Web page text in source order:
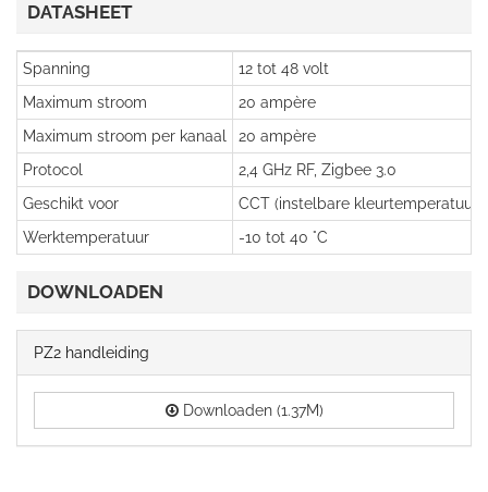
DATASHEET
Spanning
12 tot 48 volt
Maximum stroom
20 ampère
Maximum stroom per kanaal
20 ampère
Protocol
2,4 GHz RF, Zigbee 3.0
Geschikt voor
CCT (instelbare
Werktemperatuur
-10 tot 40 °C
DOWNLOADEN
PZ2 handleiding
Downloaden (1.37M)